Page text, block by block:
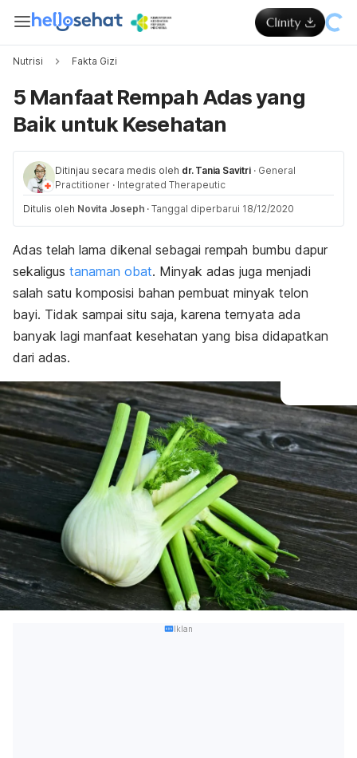
Nutrisi Fakta Gizi
5 Manfaat Rempah Adas yang
Baik untuk Kesehatan
Ditinjau secara medis oleh dr. Tania Savitri · General
Practitioner · Integrated Therapeutic
Ditulis oleh Novita Joseph · Tanggal diperbarui 18/12/2020
Adas telah lama dikenal sebagai rempah bumbu dapur
sekaligus tanaman obat. Minyak adas juga menjadi
salah satu komposisi bahan pembuat minyak telon
bayi. Tidak sampai situ saja, karena ternyata ada
banyak lagi manfaat kesehatan yang bisa didapatkan
dari adas.
Iklan